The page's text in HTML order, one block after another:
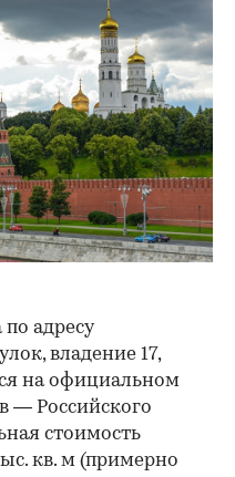
адресу
владение 17,
на официальном
— Российского
стоимость
кв. м (примерно